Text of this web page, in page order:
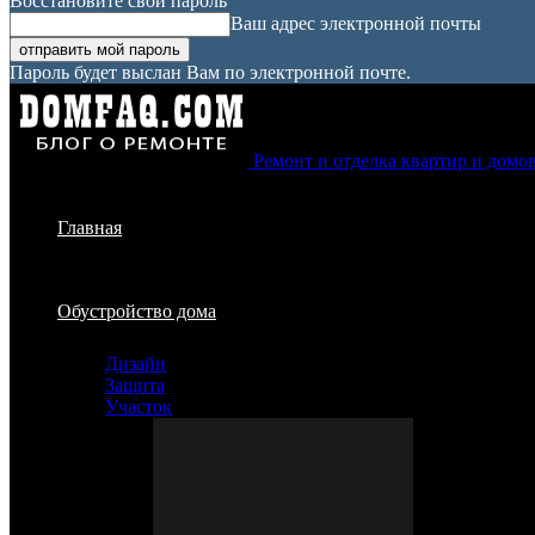
Ваш адрес электронной почты
Пароль будет выслан Вам по электронной почте.
Ремонт и отделка квартир и
Главная
Обустройство дома
Дизайн
Защита
Участок